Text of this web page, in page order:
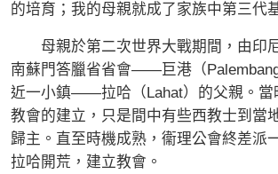
的培育；我的母親就成了家族中第三代
母親於第二次世界大戰期間，由印尼
南蘇門答臘省省會——巨港（
近一小鎮——拉哈（Lahat）的父親。當
教會的建立，只是間中有些西教士到當
歸主。直至時機成熟，衞理公會終差派
拉哈開荒，建立教會。